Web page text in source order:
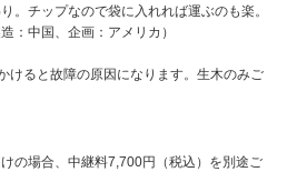
。チップなので袋に入れれば運ぶのも楽。
：中国、企画：アメリカ）
けると故障の原因になります。生木のみご
の場合、中継料7,700円（税込）を別途ご